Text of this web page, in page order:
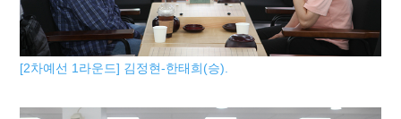
[2차예선 1라운드] 김정현-한태희(승).